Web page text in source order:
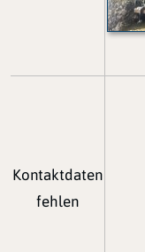
Kontaktdaten
fehlen